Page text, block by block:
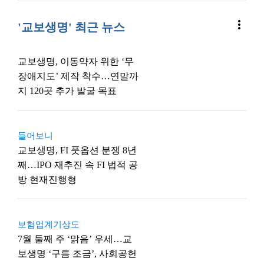
'교보생명' 최근 뉴스 more_vert
교보생명, 이동약자 위한 ‘무
장애지도’ 제작 착수…연말까
지 120곳 추가 발굴 목표
들어보니
교보생명, FI 풋옵션 분쟁 8년
째…IPO 재추진 속 FI 법적 공
방 현재진행형
보험업계기상도
7월 둘째 주 ‘맑음’ 우세…교
보생명 ‘구름 조금’, 사회공헌